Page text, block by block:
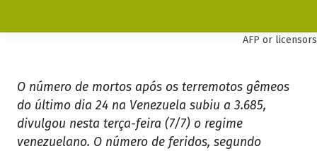
AFP or licensors
O número de mortos após os terremotos gêmeos
do último dia 24 na Venezuela subiu a 3.685,
divulgou nesta terça-feira (7/7) o regime
venezuelano. O número de feridos, segundo